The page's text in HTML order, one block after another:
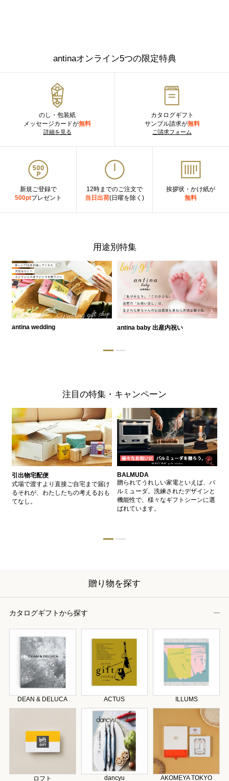
antinaオンライン5つの限定特典
のし・包装紙
メッセージカードが無料
詳細を見る
カタログギフト
サンプル請求が無料
ご請求フォーム
新規ご登録で
500ptプレゼント
12時までのご注文で
当日出荷(日曜を除く)
挨拶状・かけ紙が
無料
用途別特集
antina wedding antina baby 出産内祝い
注目の特集・キャンペーン
引出物宅配便
式場で渡すより直接ご自宅まで届け
るそれが、わたしたちの考えるおも
てなし。
BALMUDA
贈られてうれしい家電といえば、バ
ルミューダ。洗練されたデザインと
機能性で、様々なギフトシーンに選
ばれています。
贈り物を探す
カタログギフトから探す
DEAN & DELUCA ACTUS ILLUMS
ロフト dancyu AKOMEYA TOKYO